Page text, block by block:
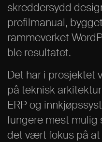
skreddersydd
profilmanual,
rammeverket
ble resultatet.
Det har i prosjektet
på teknisk
ERP og
fungere mest mulig
det vært fokus på